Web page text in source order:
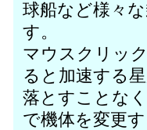
球船など様々
す。
マウスクリッ
ると加速する
落とすことな
で機体を変更